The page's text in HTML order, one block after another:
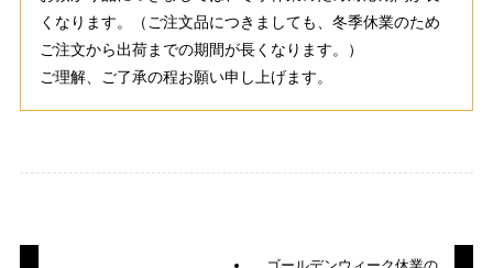
くなります。（ご注文品につきましても、冬季休業のため
ご注文から出荷までの期間が長くなります。）
ご理解、ご了承の程お願い申し上げます。
ゴールデンウィーク休業の